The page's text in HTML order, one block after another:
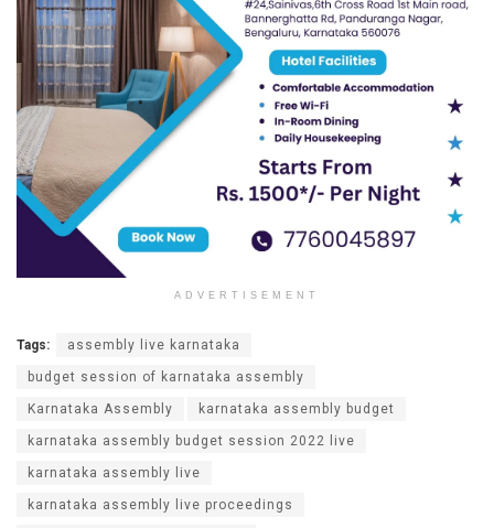
ADVERTISEMENT
Tags: assembly live karnataka
budget session of karnataka assembly
Karnataka Assembly karnataka assembly budget
karnataka assembly budget session 2022 live
karnataka assembly live
karnataka assembly live proceedings